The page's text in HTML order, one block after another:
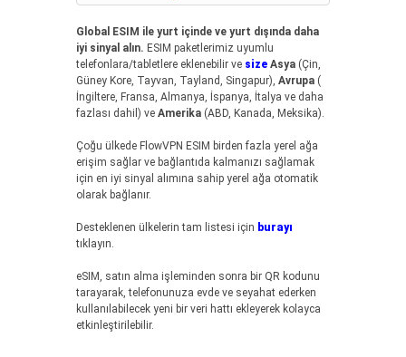
Global ESIM ile yurt içinde ve yurt dışında daha
iyi sinyal alın. ESIM paketlerimiz uyumlu
telefonlara/tabletlere eklenebilir ve size Asya (Çin,
Güney Kore, Tayvan, Tayland, Singapur), Avrupa (
İngiltere, Fransa, Almanya, İspanya, İtalya ve daha
fazlası dahil) ve Amerika (ABD, Kanada, Meksika).
Çoğu ülkede FlowVPN ESIM birden fazla yerel ağa
erişim sağlar ve bağlantıda kalmanızı sağlamak
için en iyi sinyal alımına sahip yerel ağa otomatik
olarak bağlanır.
Desteklenen ülkelerin tam listesi için burayı
tıklayın.
eSIM, satın alma işleminden sonra bir QR kodunu
tarayarak, telefonunuza evde ve seyahat ederken
kullanılabilecek yeni bir veri hattı ekleyerek kolayca
etkinleştirilebilir.